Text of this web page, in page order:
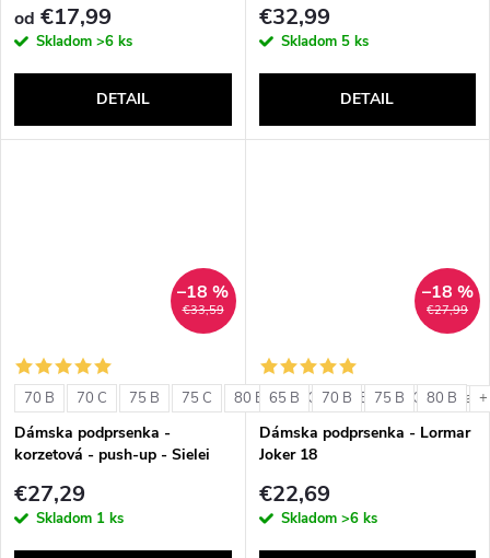
od €17,99
Skladom >6 ks
DETAIL
€32,99
Skladom 5 ks
DETAIL
€33,59
–18 %
70 B 70 C 75 B 75 C 80 B 80 C 85 B 85 C +
Dámska podprsenka -
korzetová - push-up - Sielei
€27,29
Skladom 1 ks
€27,99
–18 %
65 B 70 B 75 B 80 B
Dámska podprsenka - Lormar
Joker 18
€22,69
Skladom >6 ks